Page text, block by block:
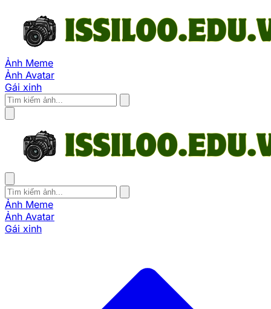
Ảnh Meme
Ảnh Avatar
Gái xinh
Ảnh Meme
Ảnh Avatar
Gái xinh